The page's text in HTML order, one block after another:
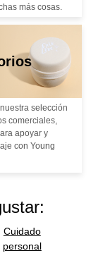
más cosas.
selección
comerciales,
apoyar y
con Young
Cuidado
personal